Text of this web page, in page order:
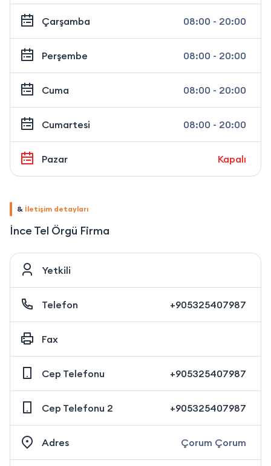
Çarşamba 08:00 - 20:00
Perşembe 08:00 - 20:00
Cuma 08:00 - 20:00
Cumartesi 08:00 - 20:00
Pazar Kapalı
& İletişim detayları
İnce Tel Örgü Firma
Yetkili
Telefon +905325407987
Fax
Cep Telefonu +905325407987
Cep Telefonu 2 +905325407987
Adres Çorum Çorum